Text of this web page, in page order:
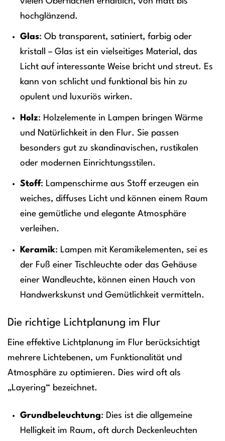
hochglänzend.
Glas: Ob transparent, satiniert, farbig oder
kristall – Glas ist ein vielseitiges Material, das
Licht auf interessante Weise bricht und streut. Es
kann von schlicht und funktional bis hin zu
opulent und luxuriös wirken.
Holz: Holzelemente in Lampen bringen Wärme
und Natürlichkeit in den Flur. Sie passen
besonders gut zu skandinavischen, rustikalen
oder modernen Einrichtungsstilen.
Stoff: Lampenschirme aus Stoff erzeugen ein
weiches, diffuses Licht und können einem Raum
eine gemütliche und elegante Atmosphäre
verleihen.
Keramik: Lampen mit Keramikelementen, sei es
der Fuß einer Tischleuchte oder das Gehäuse
einer Wandleuchte, können einen Hauch von
Handwerkskunst und Gemütlichkeit vermitteln.
Die richtige Lichtplanung im Flur
Eine effektive Lichtplanung im Flur berücksichtigt
mehrere Lichtebenen, um Funktionalität und
Atmosphäre zu optimieren. Dies wird oft als
„Layering“ bezeichnet.
Grundbeleuchtung: Dies ist die allgemeine
Helligkeit im Raum, oft durch Deckenleuchten